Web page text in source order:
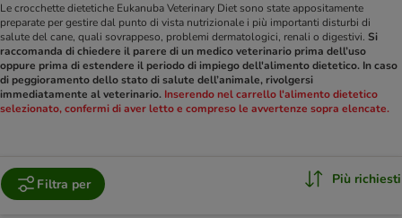
Le crocchette dietetiche Eukanuba Veterinary Diet sono state appositamente
preparate per gestire dal punto di vista nutrizionale i più importanti disturbi di
salute del cane, quali sovrappeso, problemi dermatologici, renali o digestivi. Si
raccomanda di chiedere il parere di un medico veterinario prima dell’uso
oppure prima di estendere il periodo di impiego dell'alimento dietetico. In caso
di peggioramento dello stato di salute dell’animale, rivolgersi
immediatamente al veterinario. Inserendo nel carrello l'alimento dietetico
selezionato, confermi di aver letto e compreso le avvertenze sopra elencate.
Filtra per Più richiesti